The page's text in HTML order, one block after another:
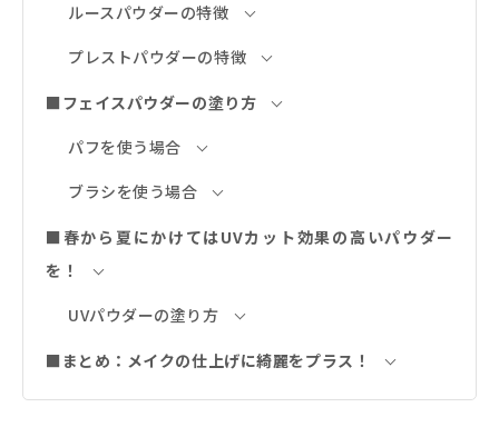
ルースパウダーの特徴
プレストパウダーの特徴
■フェイスパウダーの塗り方
パフを使う場合
ブラシを使う場合
■春から夏にかけてはUVカット効果の高いパウダー
を！
UVパウダーの塗り方
■まとめ：メイクの仕上げに綺麗をプラス！